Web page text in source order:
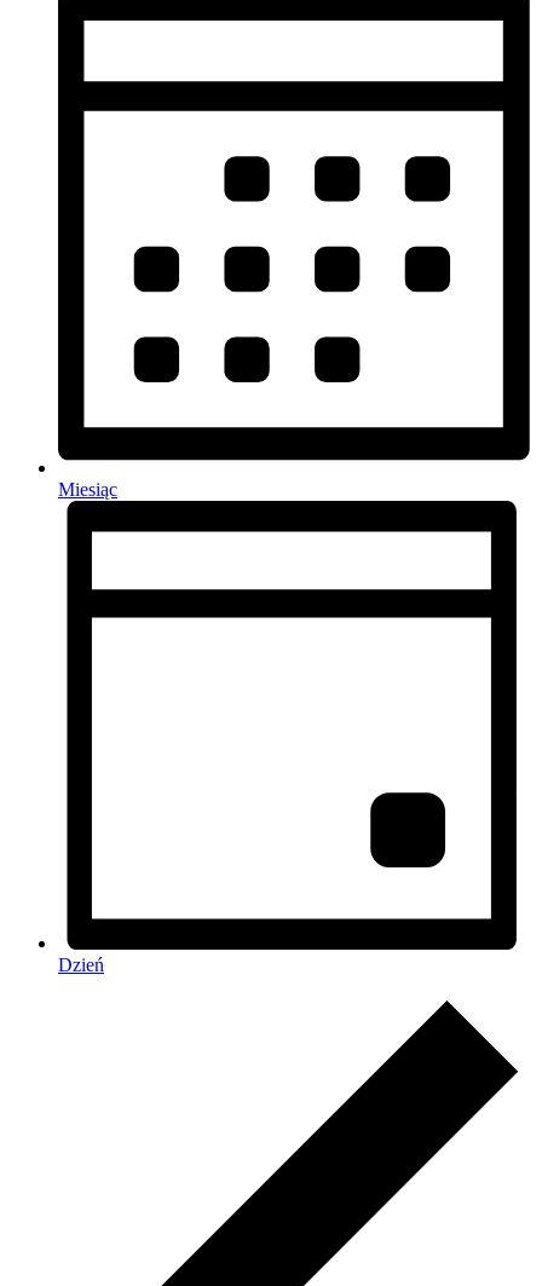
Miesiąc
Dzień